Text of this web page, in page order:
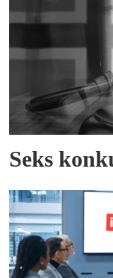
Seks